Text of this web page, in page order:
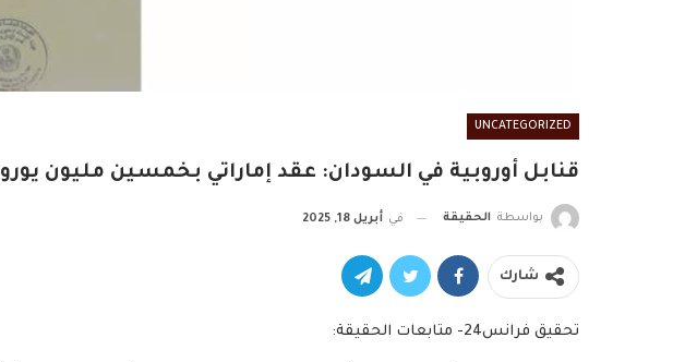
UNCATEGORIZED
قنابل أوروبية في السودان: عقد إماراتي بخمسين مليون يورو
بواسطة الحقيقة في أبريل 18, 2025
شارك
تحقيق فرانس24- متابعات الحقيقة: